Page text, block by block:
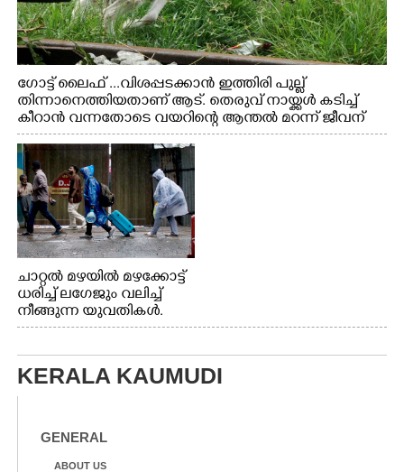
ഗോട്ട് ലൈഫ് ...വിശപ്പടക്കാൻ ഇത്തിരി പുല്ല്
തിന്നാനെത്തിയതാണ് ആട്. തെരുവ് നായ്ക്കൾ കടിച്ച്
കീറാൻ വന്നതോടെ വയറിന്റെ ആന്തൽ മറന്ന് ജീവന്
വേണ്ടിയായി ഓട്ടം. എറണാകുളം വാത്തുരുത്തിയിൽ
നിന്നുള്ള കാഴ്ച
ചാറ്റൽ മഴയിൽ മഴക്കോട്ട്
ധരിച്ച് ലഗേജും വലിച്ച്
നീങ്ങുന്ന യുവതികൾ.
എറണാകുളം മേനകയിൽ
KERALA KAUMUDI
GENERAL
ABOUT US